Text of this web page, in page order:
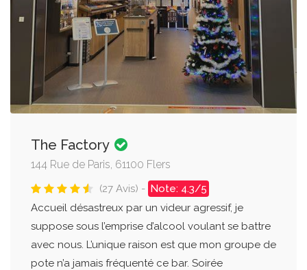
The Factory
144 Rue de Paris, 61100 Flers
(27 Avis) - Note: 4.3/5
Accueil désastreux par un videur agressif, je
suppose sous l’emprise d’alcool voulant se battre
avec nous. L’unique raison est que mon groupe de
pote n’a jamais fréquenté ce bar. Soirée